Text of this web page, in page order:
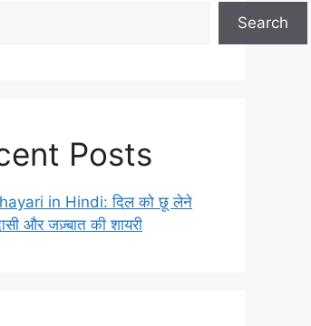
Search
Posts
in Hindi: दिल को छू लेने
और जज़्बात की शायरी